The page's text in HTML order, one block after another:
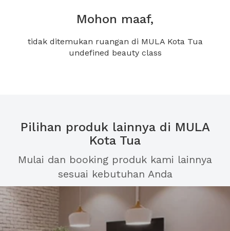
Mohon maaf,
tidak ditemukan ruangan di MULA Kota Tua
undefined beauty class
Pilihan produk lainnya di MULA
Kota Tua
Mulai dan booking produk kami lainnya
sesuai kebutuhan Anda